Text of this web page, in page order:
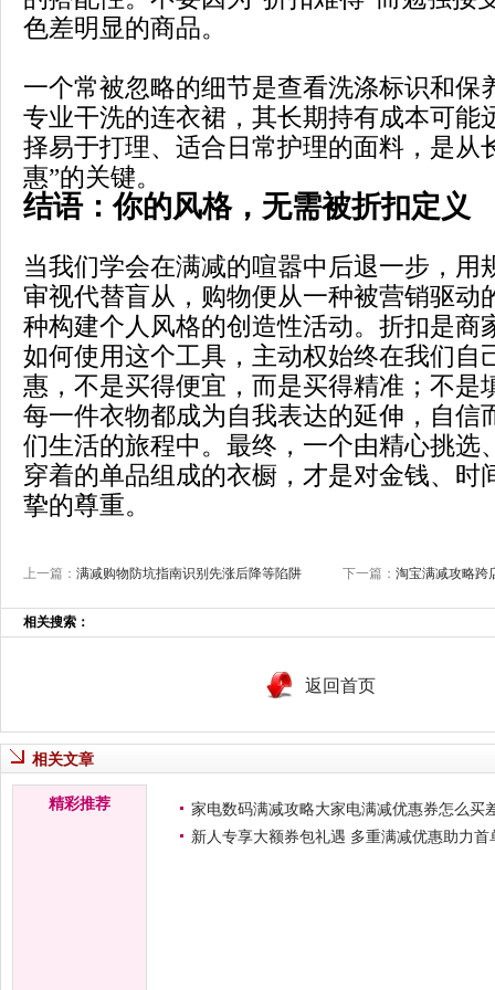
色差明显的商品。
一个常被忽略的细节是查看洗涤标识和保
专业干洗的连衣裙，其长期持有成本可能
择易于打理、适合日常护理的面料，是从
惠”的关键。
结语：你的风格，无需被折扣定义
当我们学会在满减的喧嚣中后退一步，用
审视代替盲从，购物便从一种被营销驱动
种构建个人风格的创造性活动。折扣是商
如何使用这个工具，主动权始终在我们自
惠，不是买得便宜，而是买得精准；不是
每一件衣物都成为自我表达的延伸，自信
们生活的旅程中。最终，一个由精心挑选
穿着的单品组成的衣橱，才是对金钱、时
挚的尊重。
上一篇： 满减购物防坑指南识别先涨后降等陷阱 下一篇： 淘宝满减攻略跨
相关搜索：
返回首页
相关文章
精彩推荐
家电数码满减攻略大家电满减优惠券怎么买
新人专享大额券包礼遇 多重满减优惠助力首